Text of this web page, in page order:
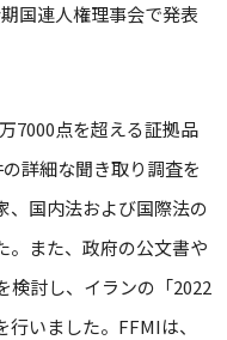
国連人権理事会で発表
7000点を超える証拠品
詳細な聞き取り調査を
、国内法および国際法の
。また、政府の公文書や
検討し、イランの「2022
いました。FFMIは、